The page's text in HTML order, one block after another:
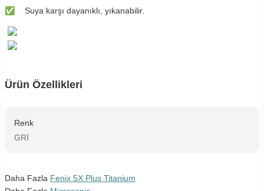
✅ ​​Suya karşı dayanıklı, yıkanabilir.
Ürün Özellikleri
Renk
GRİ
Daha Fazla Fenix 5X Plus Titanium